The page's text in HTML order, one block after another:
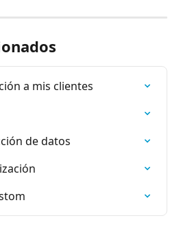
a mis clientes
de datos